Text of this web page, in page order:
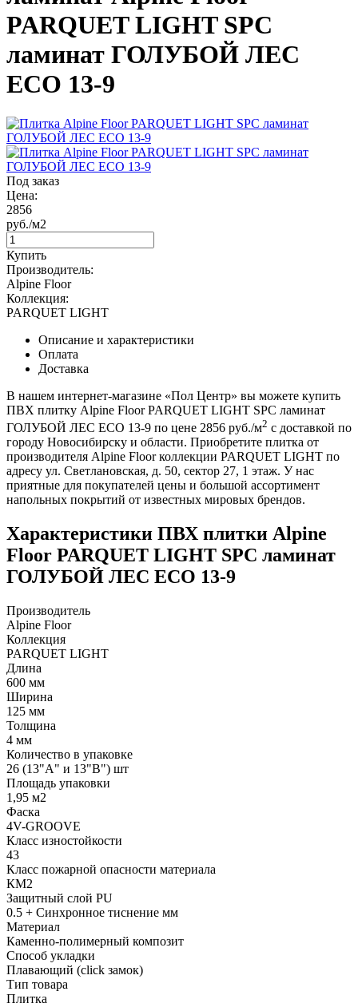
PARQUET LIGHT SPC
ламинат ГОЛУБОЙ ЛЕС
ЕСО 13-9
Под заказ
Цена:
2856
руб./м2
Купить
Производитель:
Alpine Floor
Коллекция:
PARQUET LIGHT
Описание и характеристики
Оплата
Доставка
В нашем интернет-магазине «Пол Центр» вы можете купить
ПВХ плитку Alpine Floor PARQUET LIGHT SPC ламинат
ГОЛУБОЙ ЛЕС ЕСО 13-9 по цене 2856 руб./м2 с доставкой по
городу Новосибирску и области. Приобретите плитка от
производителя Alpine Floor коллекции PARQUET LIGHT по
адресу ул. Светлановская, д. 50, сектор 27, 1 этаж. У нас
приятные для покупателей цены и большой ассортимент
напольных покрытий от известных мировых брендов.
Характеристики ПВХ плитки Alpine
Floor PARQUET LIGHT SPC ламинат
ГОЛУБОЙ ЛЕС ЕСО 13-9
Производитель
Alpine Floor
Коллекция
PARQUET LIGHT
Длина
600 мм
Ширина
125 мм
Толщина
4 мм
Количество в упаковке
26 (13"А" и 13"В") шт
Площадь упаковки
1,95 м2
Фаска
4V-GROOVE
Класс изностойкости
43
Класс пожарной опасности материала
КМ2
Защитный слой PU
0.5 + Cинхронное тиснение мм
Материал
Каменно-полимерный композит
Способ укладки
Плавающий (click замок)
Тип товара
Плитка